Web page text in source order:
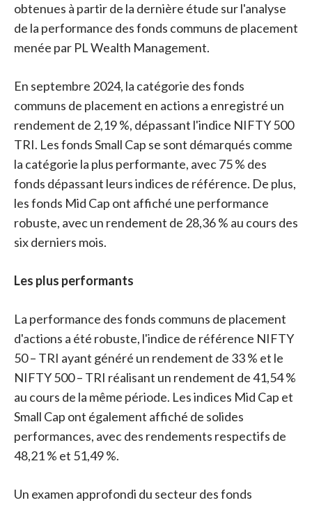
obtenues à partir de la dernière étude sur l'analyse
de la performance des fonds communs de placement
menée par PL Wealth Management.
En septembre 2024, la catégorie des fonds
communs de placement en actions a enregistré un
rendement de 2,19 %, dépassant l'indice NIFTY 500
TRI. Les fonds Small Cap se sont démarqués comme
la catégorie la plus performante, avec 75 % des
fonds dépassant leurs indices de référence. De plus,
les fonds Mid Cap ont affiché une performance
robuste, avec un rendement de 28,36 % au cours des
six derniers mois.
Les plus performants
La performance des fonds communs de placement
d'actions a été robuste, l'indice de référence NIFTY
50 – TRI ayant généré un rendement de 33 % et le
NIFTY 500 – TRI réalisant un rendement de 41,54 %
au cours de la même période. Les indices Mid Cap et
Small Cap ont également affiché de solides
performances, avec des rendements respectifs de
48,21 % et 51,49 %.
Un examen approfondi du secteur des fonds